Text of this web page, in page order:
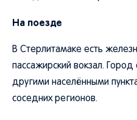
На поезде
В Стерлитамаке есть
пассажирский вокзал.
другими населёнными
соседних регионов.